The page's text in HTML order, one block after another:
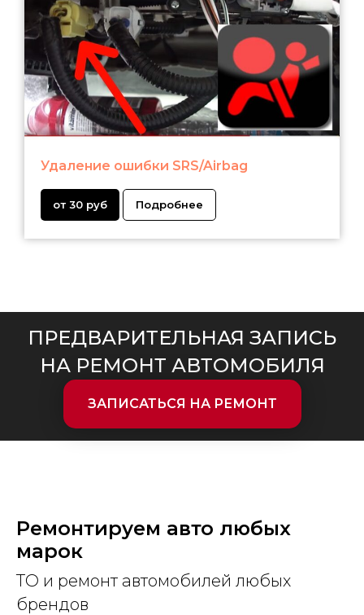
Удаление ошибки SRS/Airbag
от 30 руб Подробнее
ПРЕДВАРИТЕЛЬНАЯ ЗАПИСЬ
НА РЕМОНТ АВТОМОБИЛЯ
ЗАПИСАТЬСЯ НА РЕМОНТ
Ремонтируем авто любых
марок
ТО и ремонт автомобилей любых
брендов